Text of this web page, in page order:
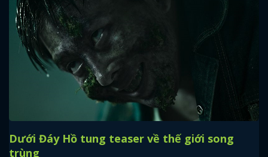
Dưới Đáy Hồ tung teaser về thế giới song
trùng